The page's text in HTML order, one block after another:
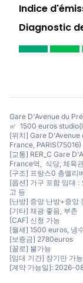
Indice
Diagnostic
Gare D'Avenue du
㎡ 1500 euros
[위치] Gare
France, PARIS(75016)
[교통] RER_C Gare
France역, 식당, 체육
[구조] 프랑스0 층엘리
[옵션] 가구 포함 임대 :
고 등
[난방] 중앙 난방+중앙
[기타] 채광 좋음, 부촌
[CAF] 신청 가능
[월세] 1500 euros, 냉
[보증금] 2780euros
[꼴로] 불가능
[임대 기간] 장기만 가능
[계약 가능일]: 2026-